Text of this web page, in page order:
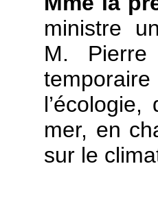
ministre
M. Pierre
mer, en
sur le